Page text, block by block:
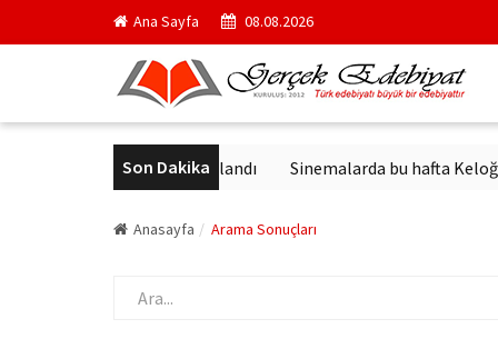
Ana Sayfa 08.08.2026
Son Dakika
en ünlü yapıtı yayımlandı Sinemalarda bu hafta Keloğlan
Anasayfa Arama Sonuçları